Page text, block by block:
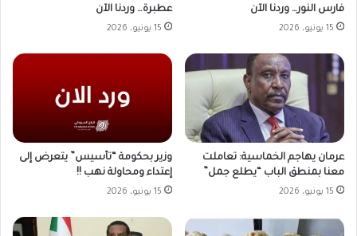
فارس النور… وردنا الآن
15 يونيو، 2026
عطبرة… وردنا الآن
15 يونيو، 2026
عرمان يهاجم الخماسية: تعاملت
معنا بمنطق الباب “يطلع جمل”
15 يونيو، 2026
وزير بحكومة “تأسيس” يتعرض إلى
إعتداء ومحاولة نهب !!
15 يونيو، 2026